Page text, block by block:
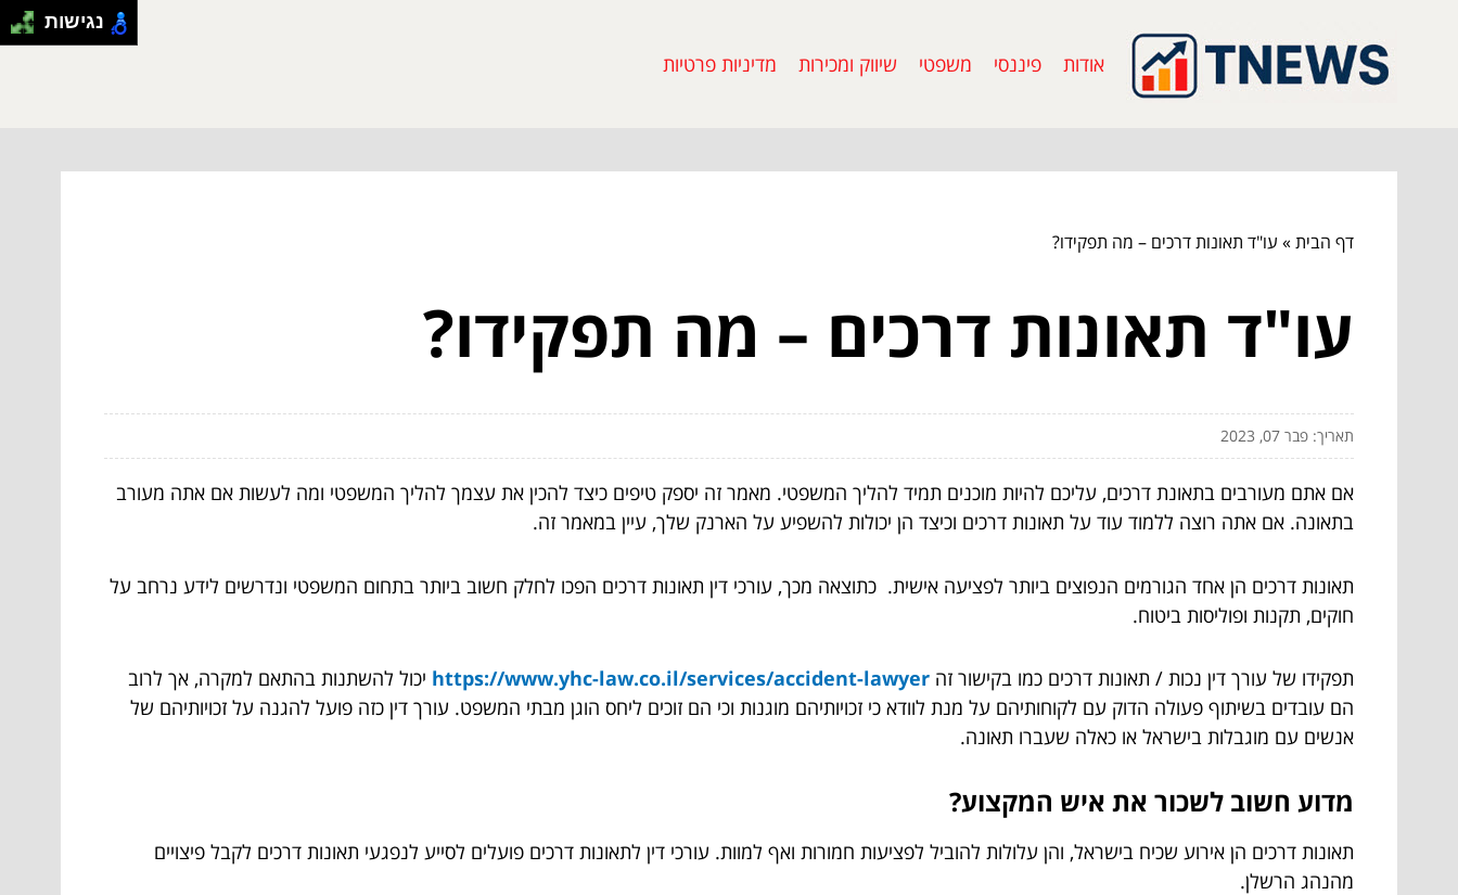
אודות פיננסי משפטי שיווק ומכירות מדיניות פרטיות
דף הבית» עו"ד תאונות דרכים – מה תפקידו?
עו"ד תאונות דרכים – מה תפקידו?
תאריך: פבר 07, 2023
אם אתם מעורבים בתאונת דרכים, עליכם להיות מוכנים תמיד להליך המשפטי. מאמר זה יספק טיפים כיצד להכין את עצמך להליך המשפטי ומה לעשות אם אתה מעורב
בתאונה. אם אתה רוצה ללמוד עוד על תאונות דרכים וכיצד הן יכולות להשפיע על הארנק שלך, עיין במאמר זה.
תאונות דרכים הן אחד הגורמים הנפוצים ביותר לפציעה אישית. כתוצאה מכך, עורכי דין תאונות דרכים הפכו לחלק חשוב ביותר בתחום המשפטי ונדרשים לידע נרחב על
חוקים, תקנות ופוליסות ביטוח.
תפקידו של עורך דין נכות / תאונות דרכים כמו בקישור זה https://www.yhc-law.co.il/services/accident-lawyer יכול להשתנות בהתאם למקרה, אך לרוב
הם עובדים בשיתוף פעולה הדוק עם לקוחותיהם על מנת לוודא כי זכויותיהם מוגנות וכי הם זוכים ליחס הוגן מבתי המשפט. עורך דין כזה פועל להגנה על זכויותיהם של
אנשים עם מוגבלות בישראל או כאלה שעברו תאונה.
מדוע חשוב לשכור את איש המקצוע?
תאונות דרכים הן אירוע שכיח בישראל, והן עלולות להוביל לפציעות חמורות ואף למוות. עורכי דין לתאונות דרכים פועלים לסייע לנפגעי תאונות דרכים לקבל פיצויים
מהנהג הרשלן.
נגישות